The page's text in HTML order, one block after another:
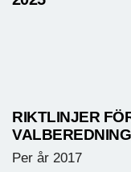
RIKTLINJER
VALBEREDNING
Per år 2017